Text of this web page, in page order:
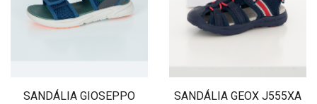
SANDÁLIA GIOSEPPO
SANDÁLIA GEOX J555XA